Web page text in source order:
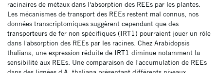
racinaires de métaux dans l'absorption des REEs par les plantes.
Les mécanismes de transport des REEs restent mal connus, nos
données transcriptomiques suggèrent cependant que des
transporteurs de fer non spécifiques (IRT1) pourraient jouer un rôle
dans l'absorption des REEs par les racines. Chez Arabidopsis
thaliana, une expression réduite de IRT1 diminue notamment la
sensibilité aux REEs. Une comparaison de l'accumulation de REEs